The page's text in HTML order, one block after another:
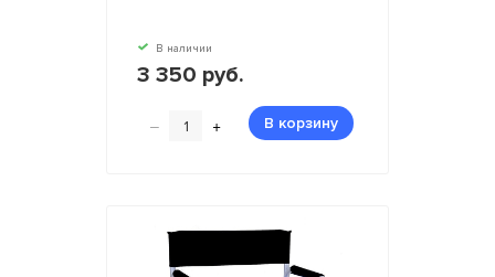
В наличии
3 350 руб.
– + В корзину